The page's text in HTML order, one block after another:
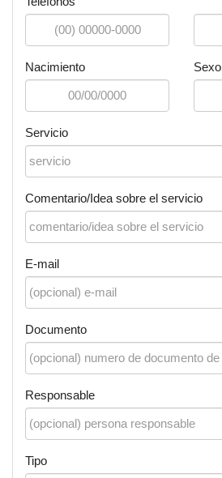
Nacimiento Sexo
Servicio
Comentario/Idea sobre el servicio
E-mail
Documento
Responsable
Tipo